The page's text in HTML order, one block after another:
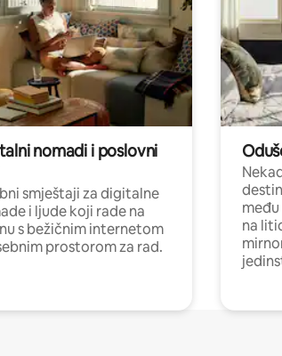
nomadi i poslovni
smještaji za digitalne
i ljude koji rade na
s bežičnim internetom
prostorom za rad.
na